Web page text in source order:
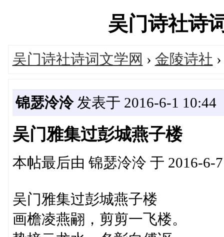
吴门诗社诗
吴门诗社诗词文学网 › 金陵诗社
锦瑟泠泠发表于 2016-6-1 10:44
吴门雅集过彭城燕子楼
本帖最后由 锦瑟泠泠 于 2016-6-
吴门雅集过彭城燕子楼
画檐凌燕翤，剪剪一飞楼。